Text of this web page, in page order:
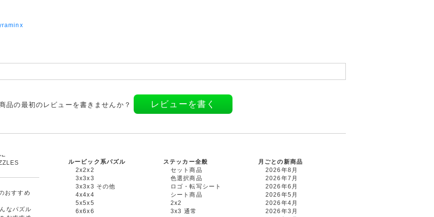
品の最初のレビューを書きませんか？ レビューを書く
おすすめ
なパズル
ルービック系パズル
2x2x2
3x3x3
3x3x3 その他
4x4x4
5x5x5
6x6x6
ステッカー全般
セット商品
色選択商品
ロゴ・転写シート
シート商品
2x2
3x3 通常
月ごとの新商品
2026年8月
2026年7月
2026年6月
2026年5月
2026年4月
2026年3月